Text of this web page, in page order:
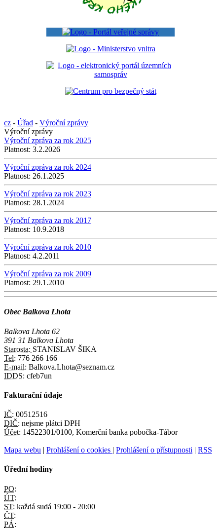
cz - Úřad - Výroční zprávy
Výroční zprávy
Výroční zpráva za rok 2025
Platnost: 3.2.2026
Výroční zpráva za rok 2024
Platnost: 26.1.2025
Výroční zpráva za rok 2023
Platnost: 28.1.2024
Výroční zpráva za rok 2017
Platnost: 10.9.2018
Výroční zpráva za rok 2010
Platnost: 4.2.2011
Výroční zpráva za rok 2009
Platnost: 29.1.2010
Obec Balkova Lhota
Balkova Lhota 62
391 31 Balkova Lhota
Starosta: STANISLAV ŠIKA
Tel: 776 266 166
E-mail: Balkova.Lhota@seznam.cz
IDDS: cfeb7un
Fakturační údaje
IČ: 00512516
DIČ: nejsme plátci DPH
Účet: 14522301/0100, Komerční banka pobočka-Tábor
Mapa webu | Prohlášení o cookies | Prohlášení o přístupnosti | RSS
Úřední hodiny
PO:
ÚT:
ST: každá sudá 19:00 - 20:00
ČT:
PÁ: